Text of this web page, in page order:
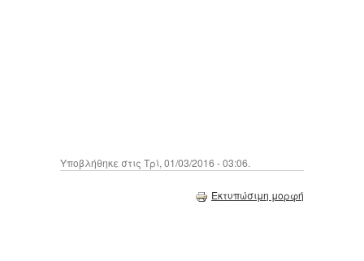
Υποβλήθηκε στις Τρί, 01/03/2016 - 03:06.
Εκτυπώσιμη μορφή